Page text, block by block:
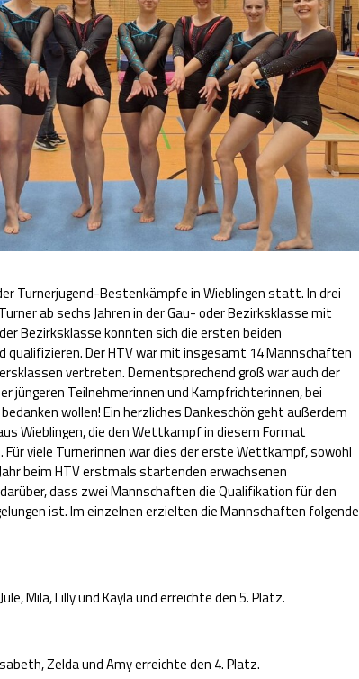
Turnerjugend-Bestenkämpfe in Wieblingen statt. In drei
ab sechs Jahren in der Gau- oder Bezirksklasse mit
Bezirksklasse konnten sich die ersten beiden
Der HTV war mit insgesamt 14 Mannschaften
vertreten. Dementsprechend groß war auch der
jüngeren Teilnehmerinnen und Kampfrichterinnen, bei
wollen! Ein herzliches Dankeschön geht außerdem
Wieblingen, die den Wettkampf in diesem Format
viele Turnerinnen war dies der erste Wettkampf, sowohl
beim HTV erstmals startenden erwachsenen
dass zwei Mannschaften die Qualifikation für den
ist. Im einzelnen erzielten die Mannschaften folgende
Mila, Lilly und Kayla und erreichte den 5. Platz.
Zelda und Amy erreichte den 4. Platz.